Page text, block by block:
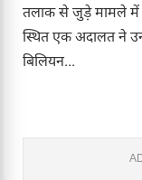
तलाक से जुड़े मामले में
स्थित एक अदालत ने
बिलियन...